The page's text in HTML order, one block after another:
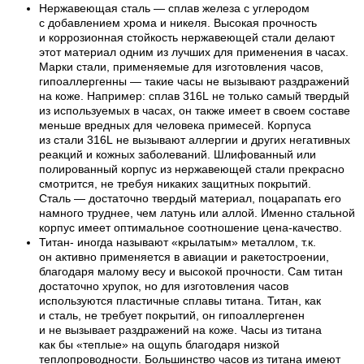
Нержавеющая сталь — сплав железа с углеродом
с добавлением хрома и никеля. Высокая прочность
и коррозионная стойкость нержавеющей стали делают
этот материал одним из лучших для применения в часах.
Марки стали, применяемые для изготовления часов,
гипоаллергенны — такие часы не вызывают раздражений
на коже. Например: сплав 316L не только самый твердый
из используемых в часах, он также имеет в своем составе
меньше вредных для человека примесей. Корпуса
из стали 316L не вызывают аллергии и других негативных
реакций и кожных заболеваний. Шлифованный или
полированный корпус из нержавеющей стали прекрасно
смотрится, не требуя никаких защитных покрытий.
Сталь — достаточно твердый материал, поцарапать его
намного труднее, чем латунь или аллой. Именно стальной
корпус имеет оптимальное соотношение цена-качество.
Титан- иногда называют «крылатым» металлом, т.к.
он активно применяется в авиации и ракетостроении,
благодаря малому весу и высокой прочности. Сам титан
достаточно хрупок, но для изготовления часов
используются пластичные сплавы титана. Титан, как
и сталь, не требует покрытий, он гипоаллергенен
и не вызывает раздражений на коже. Часы из титана
как бы «теплые» на ощупь благодаря низкой
теплопроводности. Большинство часов из титана имеют